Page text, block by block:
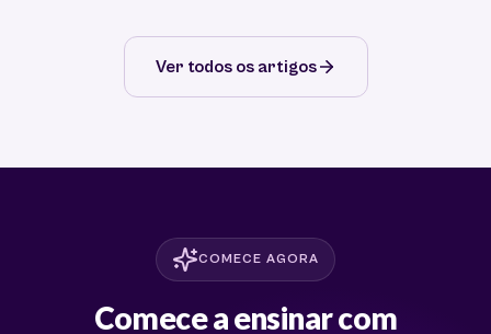
Ver todos os artigos
COMECE AGORA
Comece a ensinar com